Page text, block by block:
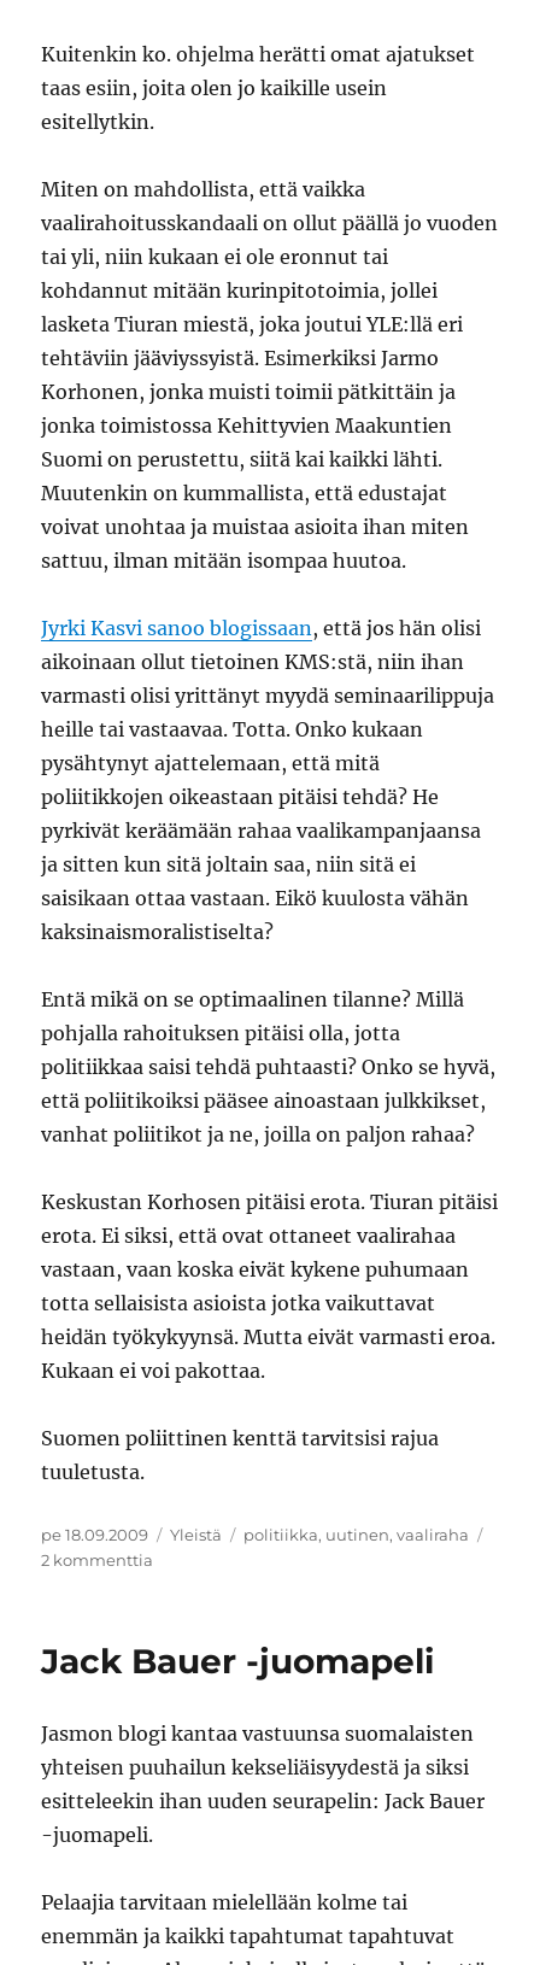
Kuitenkin ko. ohjelma herätti omat ajatukset
taas esiin, joita olen jo kaikille usein
esitellytkin.
Miten on mahdollista, että vaikka
vaalirahoitusskandaali on ollut päällä jo vuoden
tai yli, niin kukaan ei ole eronnut tai
kohdannut mitään kurinpitotoimia, jollei
lasketa Tiuran miestä, joka joutui YLE:llä eri
tehtäviin jääviyssyistä. Esimerkiksi Jarmo
Korhonen, jonka muisti toimii pätkittäin ja
jonka toimistossa Kehittyvien Maakuntien
Suomi on perustettu, siitä kai kaikki lähti.
Muutenkin on kummallista, että edustajat
voivat unohtaa ja muistaa asioita ihan miten
sattuu, ilman mitään isompaa huutoa.
Jyrki Kasvi sanoo blogissaan, että jos hän olisi
aikoinaan ollut tietoinen KMS:stä, niin ihan
varmasti olisi yrittänyt myydä seminaarilippuja
heille tai vastaavaa. Totta. Onko kukaan
pysähtynyt ajattelemaan, että mitä
poliitikkojen oikeastaan pitäisi tehdä? He
pyrkivät keräämään rahaa vaalikampanjaansa
ja sitten kun sitä joltain saa, niin sitä ei
saisikaan ottaa vastaan. Eikö kuulosta vähän
kaksinaismoralistiselta?
Entä mikä on se optimaalinen tilanne? Millä
pohjalla rahoituksen pitäisi olla, jotta
politiikkaa saisi tehdä puhtaasti? Onko se hyvä,
että poliitikoiksi pääsee ainoastaan julkkikset,
vanhat poliitikot ja ne, joilla on paljon rahaa?
Keskustan Korhosen pitäisi erota. Tiuran pitäisi
erota. Ei siksi, että ovat ottaneet vaalirahaa
vastaan, vaan koska eivät kykene puhumaan
totta sellaisista asioista jotka vaikuttavat
heidän työkykyynsä. Mutta eivät varmasti eroa.
Kukaan ei voi pakottaa.
Suomen poliittinen kenttä tarvitsisi rajua
tuuletusta.
Julkaistu
pe 18.09.2009 Kategoriat
Yleistä Avainsanat
politiikka, uutinen,vaaliraha
2 kommenttia
Jack Bauer -juomapeli
Jasmon blogi kantaa vastuunsa suomalaisten
yhteisen puuhailun kekseliäisyydestä ja siksi
esitteleekin ihan uuden seurapelin: Jack Bauer
-juomapeli.
Pelaajia tarvitaan mielellään kolme tai
enemmän ja kaikki tapahtumat tapahtuvat